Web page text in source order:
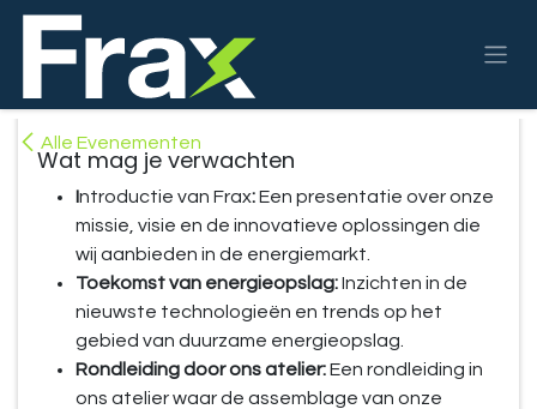
Overslaan naar inhoud
Alle Evenementen
Wat mag je verwachten
Introductie van Frax:Een presentatie over onze
missie, visie en de innovatieve oplossingen die
wij aanbieden in de energiemarkt.
Toekomst van energieopslag:Inzichten in de
nieuwste technologieën en trends op het
gebied van duurzame energieopslag.
Rondleiding door ons atelier:Een rondleiding in
ons atelier waar de assemblage van onze